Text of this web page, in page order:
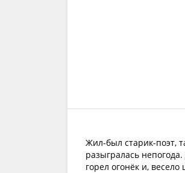
Жил-был старик-поэт,
разыгралась
горел огонёк и,